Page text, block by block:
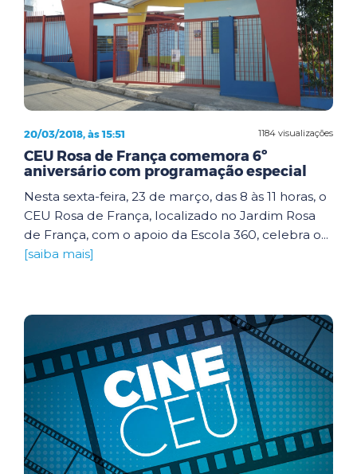
1184 visualizações
20/03/2018, às 15:51
CEU Rosa de França comemora 6º
aniversário com programação especial
Nesta sexta-feira, 23 de março, das 8 às 11 horas, o
CEU Rosa de França, localizado no Jardim Rosa
de França, com o apoio da Escola 360, celebra o...
[saiba mais]